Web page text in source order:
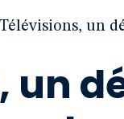
un
un